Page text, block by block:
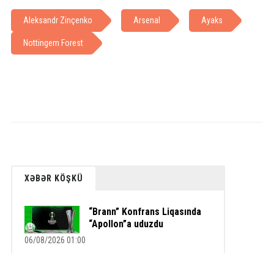
Aleksandr Zinçenko Arsenal Ayaks
Nottingem Forest
XƏBƏR KÖŞKÜ
“Brann” Konfrans Liqasında
“Apollon”a uduzdu
06/08/2026 01:00